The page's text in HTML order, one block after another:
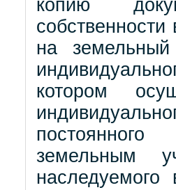
копию
на
котором
земельным